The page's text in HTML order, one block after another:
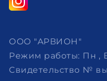
ООО "АРВИОН"
Режим работы: Пн ,
Свидетельство №